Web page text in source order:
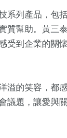
系列產品，包
質幫助。黃三
受到企業的關
溢的笑容，都
議題，讓愛與